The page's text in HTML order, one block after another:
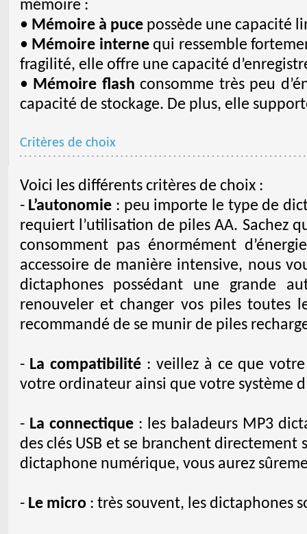
mémoire :
• Mémoire à pucepossède une capacité
• Mémoire internequi ressemble
fragilité, elle offre une capacité
• Mémoire flash consomme très peu
capacité de stockage. De plus, elle
Critères de choix
Voici les différents critères de choix :
- L’autonomie : peu importe le type de
requiert l’utilisation de piles AA. Sachez
consomment pas énormément
accessoire de manière intensive, nous
dictaphones possédant une grande
renouveler et changer vos piles toutes
recommandé de se munir de piles
- La compatibilité : veillez à ce que
votre ordinateur ainsi que votre système
- La connectique: les baladeurs MP3
des clés USB et se branchent directement
dictaphone numérique, vous aurez
- Le micro: très souvent, les dictaphones